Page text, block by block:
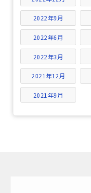
2022年9月
2022年6月
2022年3月
2021年12月
2021年9月